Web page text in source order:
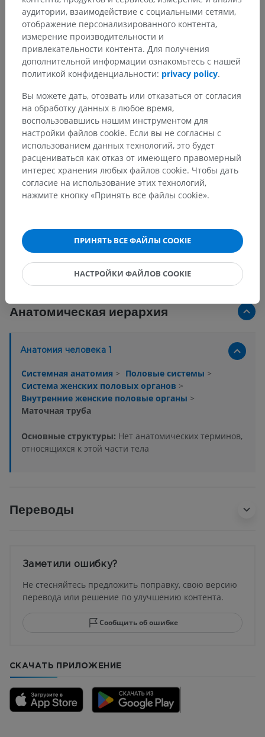
Есть ли проблема с этим переводом? СООБЩИТЬ
Литература
This definition incorporates text from a public domain edition of Gray's
published in 1918 – from http://www.bartleby.com/107/).
Галерея
Анатомическая иерархия
Анатомия человека 1
Системная анатомия > Половые системы >
Система женских половых органов >
Внутренние женские половые органы >
Маточная труба
Основные структуры: Нет анатомических терминов,
относящихся к этой части тела
Переводы
Заметили ошибку?
Не стесняйтесь предложить поправку, свою версию
перевода или решение по улучшению контента.
Сообщить об ошибке
СКАЧАТЬ ПРИЛОЖЕНИЕ
аудитории, взаимодействие с социальными сетями,
отображение персонализированного контента,
измерение производительности и
привлекательности контента. Для получения
дополнительной информации ознакомьтесь с нашей
политикой конфиденциальности: privacy policy.
Вы можете дать, отозвать или отказаться от согласия
на обработку данных в любое время,
воспользовавшись нашим инструментом для
настройки файлов cookie. Если вы не согласны с
использованием данных технологий, это будет
расцениваться как отказ от имеющего правомерный
интерес хранения любых файлов cookie. Чтобы дать
согласие на использование этих технологий,
нажмите кнопку «Принять все файлы cookie».
ПРИНЯТЬ ВСЕ ФАЙЛЫ COOKIE
НАСТРОЙКИ ФАЙЛОВ COOKIE